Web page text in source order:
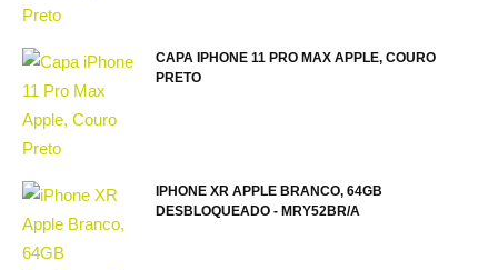
CAPA IPHONE 11 PRO MAX APPLE, COURO
PRETO
IPHONE XR APPLE BRANCO, 64GB
DESBLOQUEADO - MRY52BR/A